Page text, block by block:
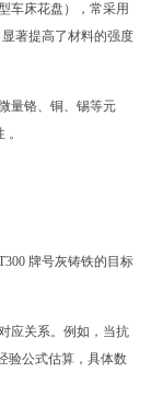
车床花盘），常采用
著提高了材料的强度
量铬、铜、锡等元
牌号灰铸铁的目标
应关系。例如，当抗
验公式估算，具体数